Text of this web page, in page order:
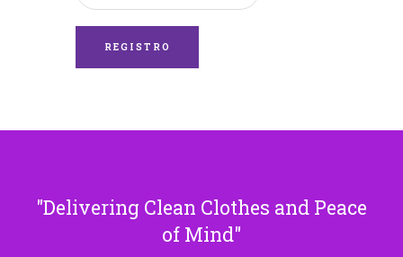
Delivering Clean Clothes and Peace
of Mind